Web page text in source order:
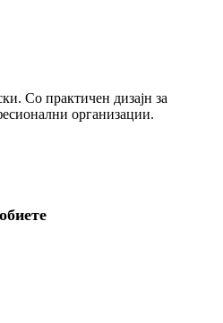
Со практичен дизајн за
организации.